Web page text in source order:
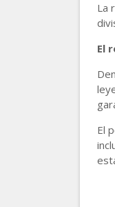
La
El
El